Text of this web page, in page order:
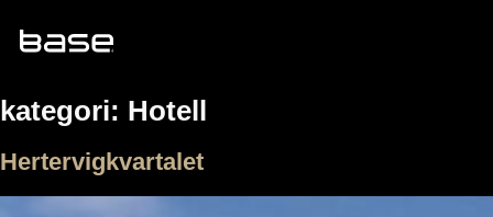
kategori: Hotell
Hertervigkvartalet